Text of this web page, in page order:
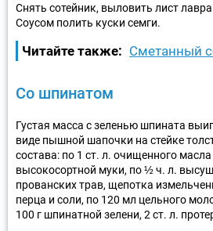
Снять сотейник, выловить лист
Соусом полить куски семги.
Читайте также: Сметанный
Со шпинатом
Густая масса с зеленью шпината
виде пышной шапочки на стейке
состава: по 1 ст. л. очищенного
высокосортной муки, по ½ ч. л.
прованских трав, щепотка
перца и соли, по 120 мл цельного
100 г шпинатной зелени, 2 ст. л.